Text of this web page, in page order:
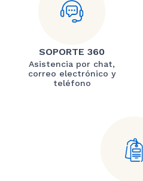
SOPORTE 360
Asistencia por chat,
correo electrónico y
teléfono